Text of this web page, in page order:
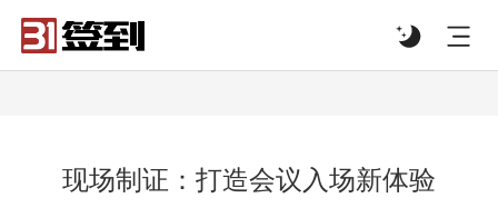
现场制证：打造会议入场新体验